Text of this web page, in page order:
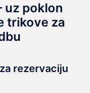
uz poklon
trikove za
rezervaciju